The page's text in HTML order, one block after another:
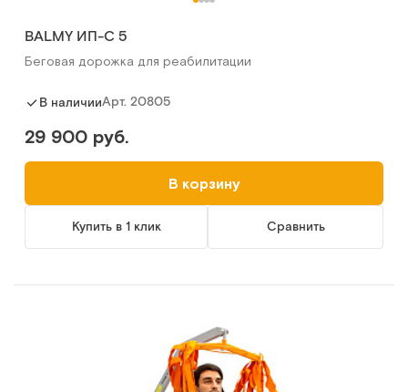
BALMY ИП-С 5
Беговая дорожка для реабилитации
В наличииАрт. 20805
29 900 руб.
В корзину
Купить в 1 клик Сравнить